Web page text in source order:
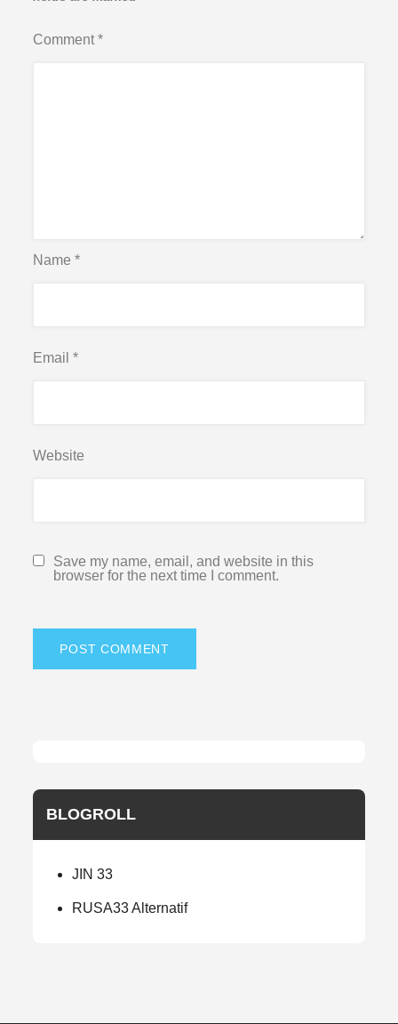
Comment*
Name*
Email*
Website
Save my name, email, and website in this
browser for the next time I comment.
BLOGROLL
JIN 33
RUSA33 Alternatif